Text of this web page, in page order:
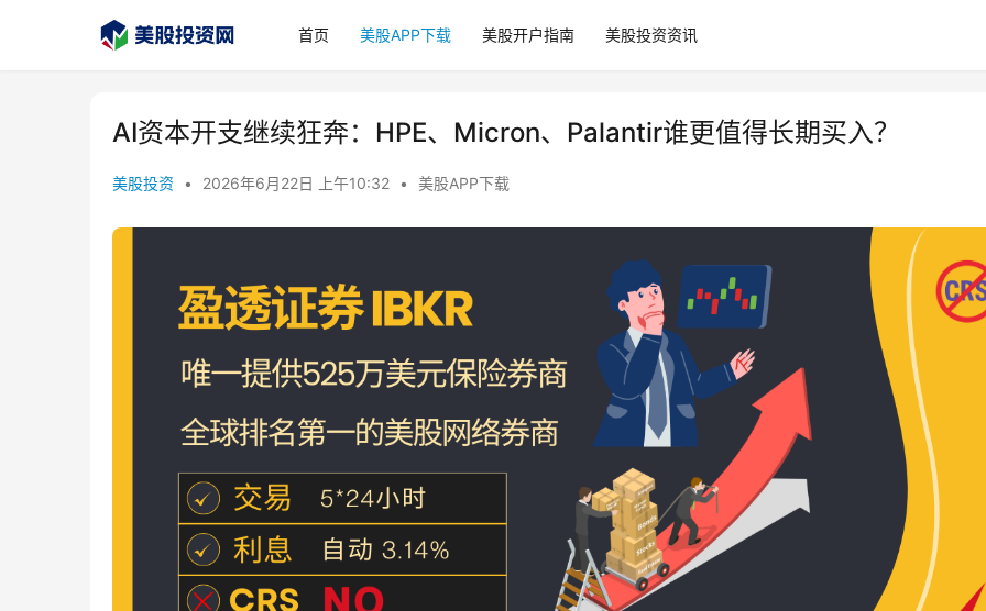
首页 美股APP下载 美股开户指南 美股投资资讯
AI资本开支继续狂奔：HPE、Micron、Palantir谁更值得长期买入？
美股投资 • 2026年6月22日 上午10:32 • 美股APP下载